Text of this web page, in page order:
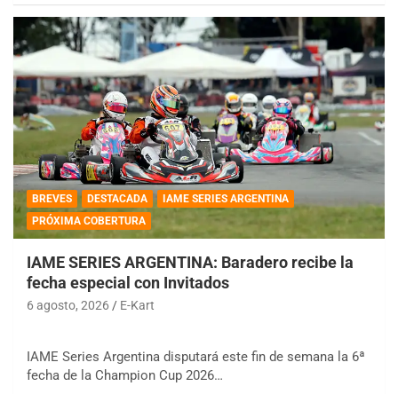
BREVES DESTACADA
IAME SERIES ARGENTINA
PRÓXIMA COBERTURA
IAME SERIES ARGENTINA: Baradero recibe la
fecha especial con Invitados
6 agosto, 2026 E-Kart
IAME Series Argentina disputará este fin de semana la 6ª
fecha de la Champion Cup 2026…